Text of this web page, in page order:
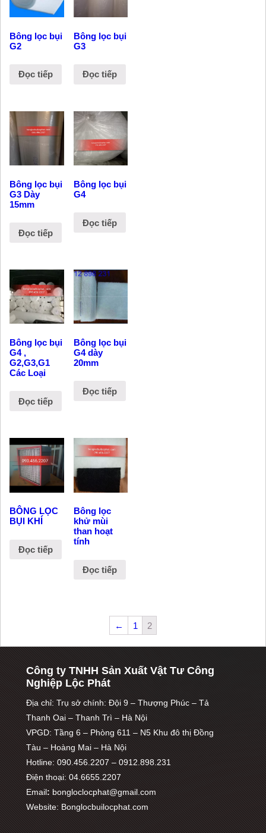
Bông lọc bụi
G2
Đọc tiếp
Bông lọc bụi
G3
Đọc tiếp
Bông lọc bụi
G3 Dày
15mm
Đọc tiếp
Bông lọc bụi
G4
Đọc tiếp
Bông lọc bụi
G4 ,
G2,G3,G1
Các Loại
Đọc tiếp
Bông lọc bụi
G4 dày
20mm
Đọc tiếp
BÔNG LỌC
BỤI KHÍ
Đọc tiếp
Bông lọc
khử mùi
than hoạt
tính
Đọc tiếp
← 1 2
Công ty TNHH Sản Xuất Vật Tư Công
Nghiệp Lộc Phát
Địa chỉ: Trụ sở chính: Đội 9 – Thượng Phúc – Tả
Thanh Oai – Thanh Trì – Hà Nội
VPGD: Tầng 6 – Phòng 611 – N5 Khu đô thị Đồng
Tàu – Hoàng Mai – Hà Nội
Hotline: 090.456.2207 – 0912.898.231
Điện thoại: 04.6655.2207
Email: bongloclocphat@gmail.com
Website: Bonglocbuilocphat.com